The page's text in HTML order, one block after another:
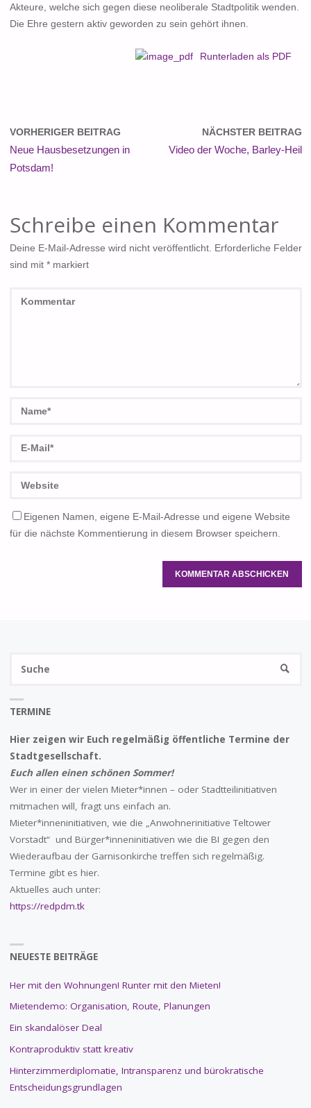
Akteure, welche sich gegen diese neoliberale Stadtpolitik wenden.
Die Ehre gestern aktiv geworden zu sein gehört ihnen.
Runterladen als PDF
VORHERIGER BEITRAG
Neue Hausbesetzungen in
Potsdam!
NÄCHSTER BEITRAG
Video der Woche, Barley-Heil
Schreibe einen Kommentar
Deine E-Mail-Adresse wird nicht veröffentlicht.
Erforderliche Felder
sind mit *markiert
Eigenen Namen, eigene E-Mail-Adresse und eigene Website
für die nächste Kommentierung in diesem Browser speichern.
SUCHE
TERMINE
Hier zeigen wir Euch regelmäßig öffentliche Termine der
Stadtgesellschaft.
Euch allen einen schönen Sommer!
Wer in einer der vielen Mieter*innen – oder Stadtteilinitiativen
mitmachen will, fragt uns einfach an.
Mieter*inneninitiativen, wie die „Anwohnerinitiative Teltower
Vorstadt“ und Bürger*inneninitiativen wie die BI gegen den
Wiederaufbau der Garnisonkirche treffen sich regelmäßig.
Termine gibt es hier.
Aktuelles auch unter:
https://redpdm.tk
NEUESTE BEITRÄGE
Her mit den Wohnungen! Runter mit den Mieten!
Mietendemo: Organisation, Route, Planungen
Ein skandalöser Deal
Kontraproduktiv statt kreativ
Hinterzimmerdiplomatie, Intransparenz und bürokratische
Entscheidungsgrundlagen